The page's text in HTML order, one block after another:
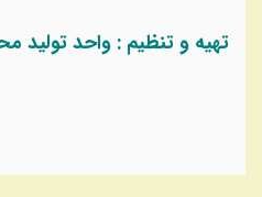
تهیه و تنظیم : واحد تولید